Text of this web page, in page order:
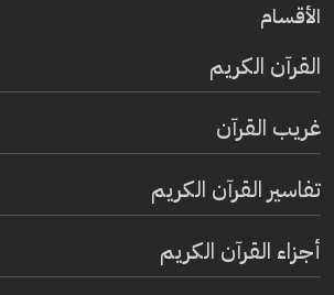
الأقسام
القرآن الكريم
غريب القرآن
تفاسير القرآن الكريم
أجزاء القرآن الكريم